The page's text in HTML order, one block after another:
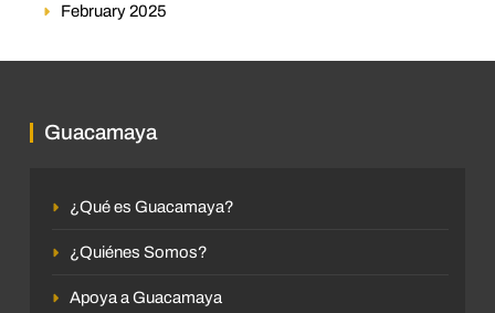
February 2025
Guacamaya
¿Qué es Guacamaya?
¿Quiénes Somos?
Apoya a Guacamaya